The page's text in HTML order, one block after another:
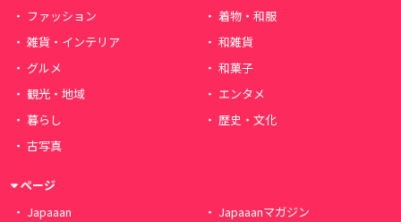
ファッション
着物・和服
雑貨・インテリア
和雑貨
グルメ
和菓子
観光・地域
エンタメ
暮らし
歴史・文化
古写真
ページ
Japaaan
Japaaanマガジン